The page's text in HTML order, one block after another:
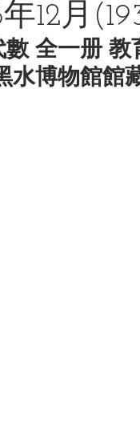
12月
數 全一册 教
水博物館館